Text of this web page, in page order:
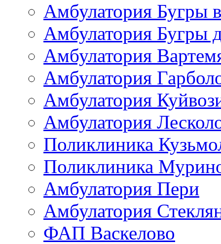
Амбулатория Бугры
Амбулатория Бугры
Амбулатория
Амбулатория
Амбулатория
Амбулатория
Поликлиника
Поликлиника
Амбулатория Пери
Амбулатория
ФАП Васкелово